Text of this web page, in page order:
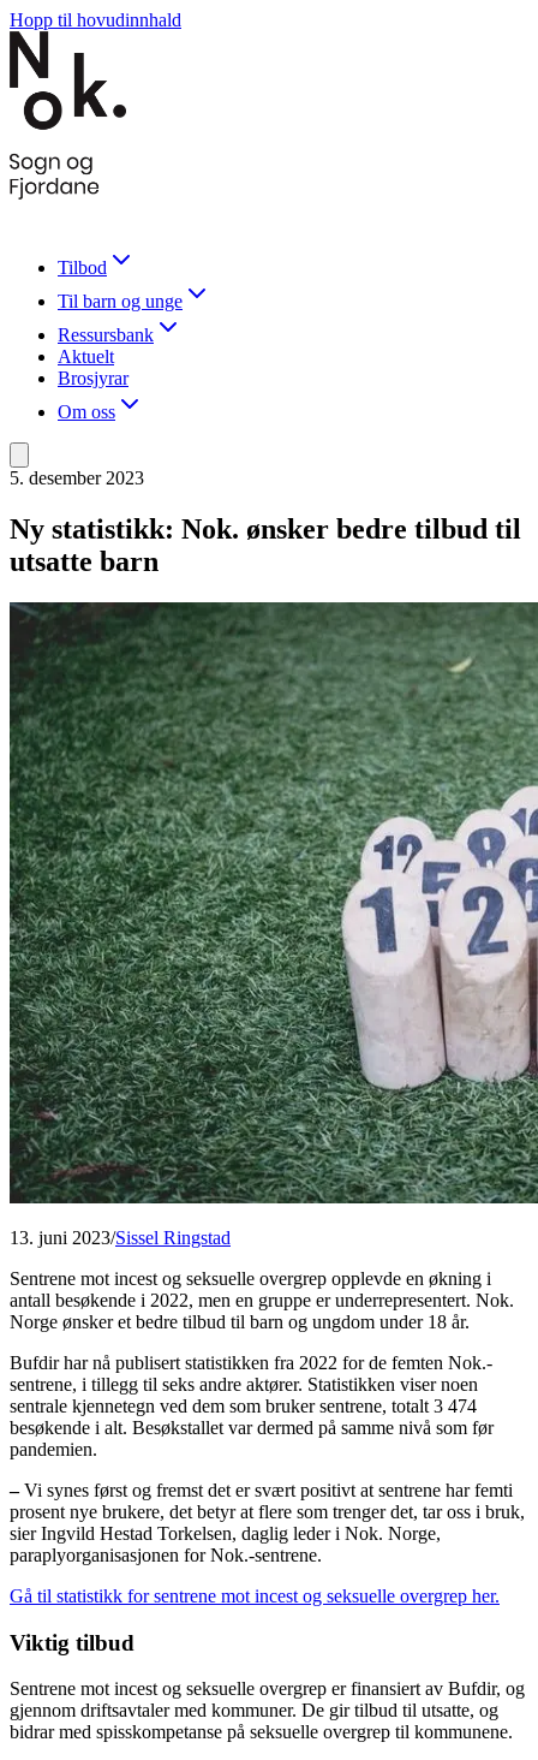
Hopp til hovudinnhald
Tilbod
Til barn og unge
Ressursbank
Aktuelt
Brosjyrar
Om oss
5. desember 2023
Ny statistikk: Nok. ønsker bedre tilbud til
utsatte barn
13. juni 2023/Sissel Ringstad
Sentrene mot incest og seksuelle overgrep opplevde en økning i
antall besøkende i 2022, men en gruppe er underrepresentert. Nok.
Norge ønsker et bedre tilbud til barn og ungdom under 18 år.
Bufdir har nå publisert statistikken fra 2022 for de femten Nok.-
sentrene, i tillegg til seks andre aktører. Statistikken viser noen
sentrale kjennetegn ved dem som bruker sentrene, totalt 3 474
besøkende i alt. Besøkstallet var dermed på samme nivå som før
pandemien.
–Vi synes først og fremst det er svært positivt at sentrene har femti
prosent nye brukere, det betyr at flere som trenger det, tar oss i bruk,
sier Ingvild Hestad Torkelsen, daglig leder i Nok. Norge,
paraplyorganisasjonen for Nok.-sentrene.
Gå til statistikk for sentrene mot incest og seksuelle overgrep her.
Viktig tilbud
Sentrene mot incest og seksuelle overgrep er finansiert av Bufdir, og
gjennom driftsavtaler med kommuner. De gir tilbud til utsatte, og
bidrar med spisskompetanse på seksuelle overgrep til kommunene.